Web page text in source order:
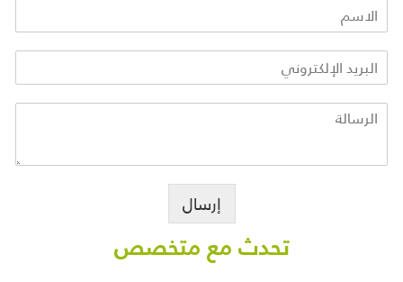
إرسال
تحدث مع متخصص